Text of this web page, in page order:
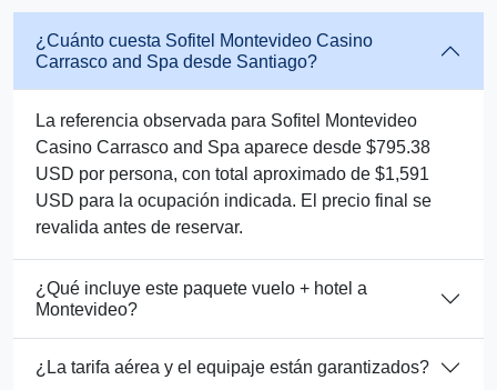
¿Cuánto cuesta Sofitel Montevideo Casino
Carrasco and Spa desde Santiago?
La referencia observada para Sofitel Montevideo
Casino Carrasco and Spa aparece desde $795.38
USD por persona, con total aproximado de $1,591
USD para la ocupación indicada. El precio final se
revalida antes de reservar.
¿Qué incluye este paquete vuelo + hotel a
Montevideo?
¿La tarifa aérea y el equipaje están garantizados?